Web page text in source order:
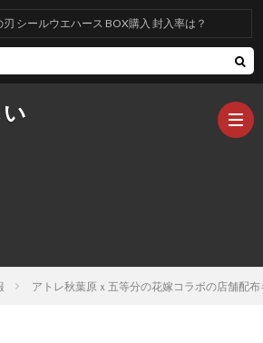
事
ス BOX購入 封入率は？
アトレ秋葉原ｘ五等分の花嫁コラボの店舗配